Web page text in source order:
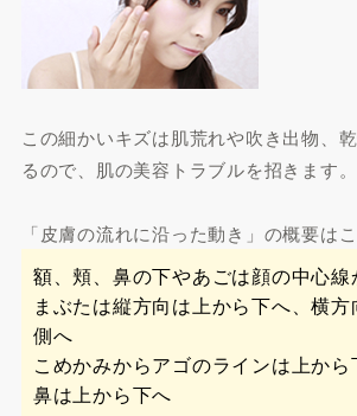
この細かいキズは肌荒れや吹き出物、
るので、肌の美容トラブルを招きます。
「皮膚の流れに沿った動き」の概要は
額、頬、鼻の下やあごは顔の中心
まぶたは縦方向は上から下へ、横
側へ
こめかみからアゴのラインは上から
鼻は上から下へ